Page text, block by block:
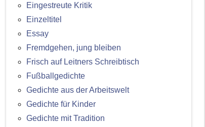
Eingestreute Kritik
Einzeltitel
Essay
Fremdgehen, jung bleiben
Frisch auf Leitners Schreibtisch
Fußballgedichte
Gedichte aus der Arbeitswelt
Gedichte für Kinder
Gedichte mit Tradition